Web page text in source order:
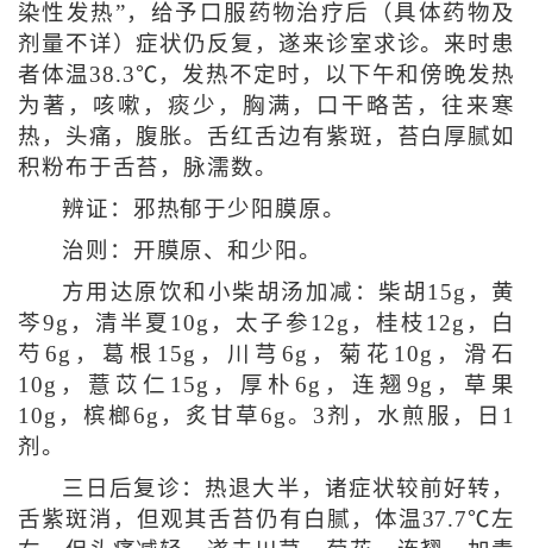
染性发热”，给予口服药物治疗后（具体药物及
剂量不详）症状仍反复，遂来诊室求诊。来时患
者体温38.3℃，发热不定时，以下午和傍晚发热
为著，咳嗽，痰少，胸满，口干略苦，往来寒
热，头痛，腹胀。舌红舌边有紫斑，苔白厚腻如
积粉布于舌苔，脉濡数。
辨证：邪热郁于少阳膜原。
治则：开膜原、和少阳。
方用达原饮和小柴胡汤加减：柴胡15g，黄
芩9g，清半夏10g，太子参12g，桂枝12g，白
芍6g，葛根15g，川芎6g，菊花10g，滑石
10g，薏苡仁15g，厚朴6g，连翘9g，草果
10g，槟榔6g，炙甘草6g。3剂，水煎服，日1
剂。
三日后复诊：热退大半，诸症状较前好转，
舌紫斑消，但观其舌苔仍有白腻，体温37.7℃左